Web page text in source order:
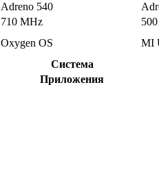
Adreno 540
710 MHz
Oxygen OS
MI
Система
Приложения